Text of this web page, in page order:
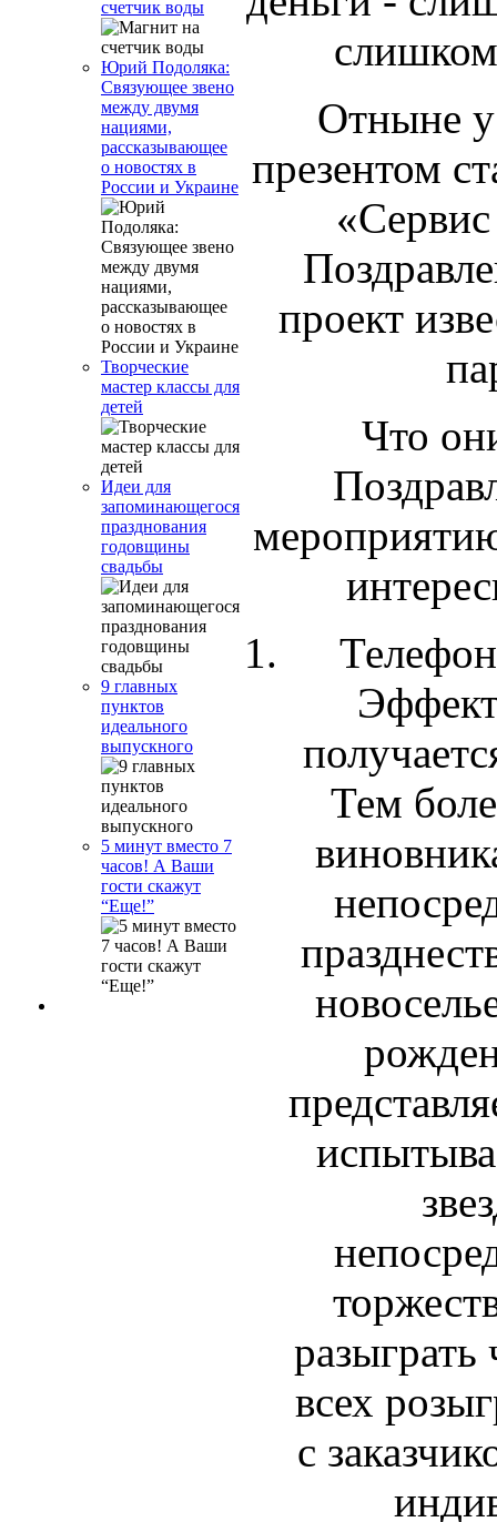
счетчик воды
Юрий Подоляка:
Связующее звено
между двумя
нациями,
рассказывающее
о новостях в
России и Украине
Творческие
мастер классы для
детей
Идеи для
запоминающегося
празднования
годовщины
свадьбы
9 главных
пунктов
идеального
выпускного
5 минут вместо 7
часов! А Ваши
гости скажут
“Еще!”
Отныне у
презентом
проект
Что
Эффект
Тем
разыграть
всех
с